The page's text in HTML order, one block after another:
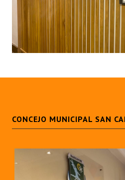
CONCEJO MUNICIPAL SAN